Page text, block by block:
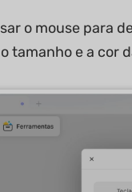
o mouse para
tamanho e a cor